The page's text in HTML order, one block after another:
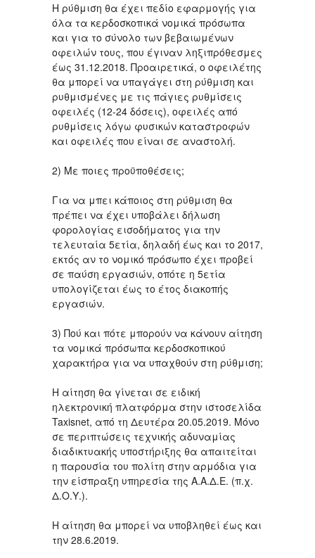
Η ρύθμιση θα έχει πεδίο εφαρμογής για
όλα τα κερδοσκοπικά νομικά πρόσωπα
και για το σύνολο των βεβαιωμένων
οφειλών τους, που έγιναν ληξιπρόθεσμες
έως 31.12.2018. Προαιρετικά, ο οφειλέτης
θα μπορεί να υπαγάγει στη ρύθμιση και
ρυθμισμένες με τις πάγιες ρυθμίσεις
οφειλές (12-24 δόσεις), οφειλές από
ρυθμίσεις λόγω φυσικών καταστροφών
και οφειλές που είναι σε αναστολή.
2) Με ποιες προϋποθέσεις;
Για να μπει κάποιος στη ρύθμιση θα
πρέπει να έχει υποβάλει δήλωση
φορολογίας εισοδήματος για την
τελευταία 5ετία, δηλαδή έως και το 2017,
εκτός αν το νομικό πρόσωπο έχει προβεί
σε παύση εργασιών, οπότε η 5ετία
υπολογίζεται έως το έτος διακοπής
εργασιών.
3) Πού και πότε μπορούν να κάνουν αίτηση
τα νομικά πρόσωπα κερδοσκοπικού
χαρακτήρα για να υπαχθούν στη ρύθμιση;
Η αίτηση θα γίνεται σε ειδική
ηλεκτρονική πλατφόρμα στην ιστοσελίδα
Taxisnet, από τη Δευτέρα 20.05.2019. Μόνο
σε περιπτώσεις τεχνικής αδυναμίας
διαδικτυακής υποστήριξης θα απαιτείται
η παρουσία του πολίτη στην αρμόδια για
την είσπραξη υπηρεσία της Α.Α.Δ.Ε. (π.χ.
Δ.Ο.Υ.).
Η αίτηση θα μπορεί να υποβληθεί έως και
την 28.6.2019.